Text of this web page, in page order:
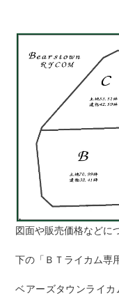
図面や販売価格などに
下の「ＢＴライカム専
ベアーズタウンライ